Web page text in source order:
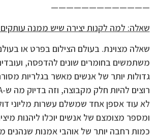
—————————————
שאלה: למה לקנות יצירה שיש ממנה עותקים
שאלה מצוינת. בעולם הצילום בפרט או
משתמשים בחומרים שונים להדפסה,
גדולות יותר של אנשים מאשר בגלריות
לא עוד אספן אחד שמשלם עשרות מליוני
ומספר מצומצם של אנשים יוכלו ליהנות
כמות רחבה יותר של אוהבי אמנות שנהנים